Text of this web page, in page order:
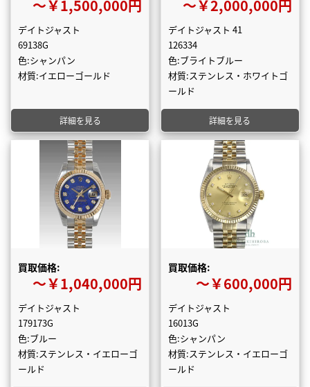
〜￥1,500,000円
デイトジャスト
69138G
色:シャンパン
材質:イエローゴールド
詳細を見る
〜￥2,000,000円
デイトジャスト 41
126334
色:ブライトブルー
材質:ステンレス・ホワイトゴ
ールド
詳細を見る
買取価格:
〜￥1,040,000円
デイトジャスト
179173G
色:ブルー
材質:ステンレス・イエローゴ
ールド
買取価格:
〜￥600,000円
デイトジャスト
16013G
色:シャンパン
材質:ステンレス・イエローゴ
ールド